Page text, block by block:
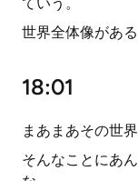
世界全体像がある
18:01
まあまあその世
そんなことにあ